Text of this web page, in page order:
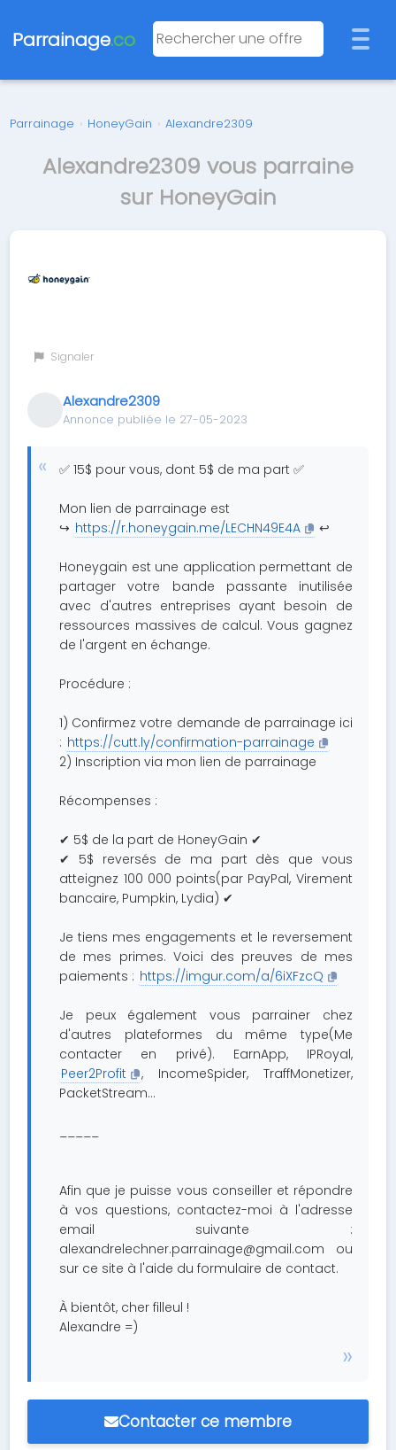
Parrainage.co
Parrainage › HoneyGain › Alexandre2309
Alexandre2309 vous parraine
sur HoneyGain
Signaler
Alexandre2309
Annonce publiée le 27-05-2023
✅ 15$ pour vous, dont 5$ de ma part ✅
Mon lien de parrainage est
↪️ https://r.honeygain.me/LECHN49E4A ↩️
Honeygain est une application permettant de
partager votre bande passante inutilisée
avec d'autres entreprises ayant besoin de
ressources massives de calcul. Vous gagnez
de l'argent en échange.
Procédure :
1) Confirmez votre demande de parrainage ici
: https://cutt.ly/confirmation-parrainage
2) Inscription via mon lien de parrainage
Récompenses :
✔ 5$ de la part de HoneyGain ✔
✔ 5$ reversés de ma part dès que vous
atteignez 100 000 points(par PayPal, Virement
bancaire, Pumpkin, Lydia) ✔
Je tiens mes engagements et le reversement
de mes primes. Voici des preuves de mes
paiements : https://imgur.com/a/6iXFzcQ
Je peux également vous parrainer chez
d'autres plateformes du même type(Me
contacter en privé). EarnApp, IPRoyal,
Peer2Profit
, IncomeSpider, TraffMonetizer,
PacketStream...
_____
Afin que je puisse vous conseiller et répondre
à vos questions, contactez-moi à l'adresse
email suivante :
alexandrelechner.parrainage@gmail.com ou
sur ce site à l'aide du formulaire de contact.
À bientôt, cher filleul !
Alexandre =)
Contacter ce membre